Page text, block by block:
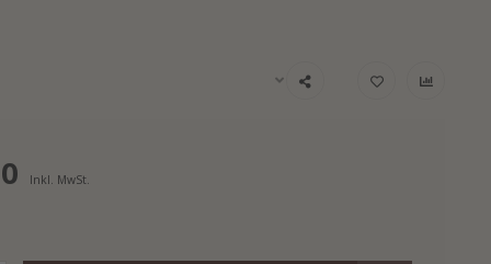
Inkl. MwSt.